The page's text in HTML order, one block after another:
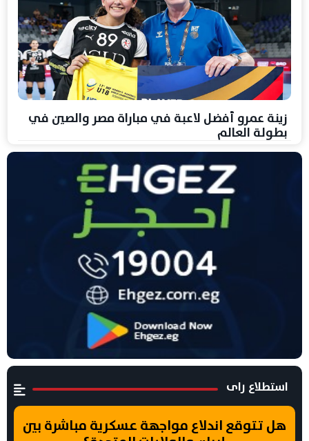
زينة عمرو أفضل لاعبة في مباراة مصر والصين في
بطولة العالم
استطلاع راى
هل تتوقع اندلاع مواجهة عسكرية مباشرة بين